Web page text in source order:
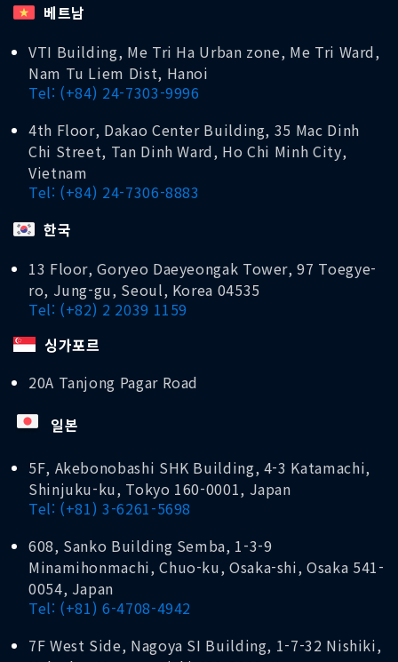
베트남
VTI Building, Me Tri Ha Urban zone, Me Tri Ward,
Nam Tu Liem Dist, Hanoi
Tel: (+84) 24-7303-9996
4th Floor, Dakao Center Building, 35 Mac Dinh
Chi Street, Tan Dinh Ward, Ho Chi Minh City,
Vietnam
Tel: (+84) 24-7306-8883
한국
13 Floor, Goryeo Daeyeongak Tower, 97 Toegye-
ro, Jung-gu, Seoul, Korea 04535
Tel: (+82) 2 2039 1159
싱가포르
20A Tanjong Pagar Road
일본
5F, Akebonobashi SHK Building, 4-3 Katamachi,
Shinjuku-ku, Tokyo 160-0001, Japan
Tel: (+81) 3-6261-5698
608, Sanko Building Semba, 1-3-9
Minamihonmachi, Chuo-ku, Osaka-shi, Osaka 541-
0054, Japan
Tel: (+81) 6-4708-4942
7F West Side, Nagoya SI Building, 1-7-32 Nishiki,